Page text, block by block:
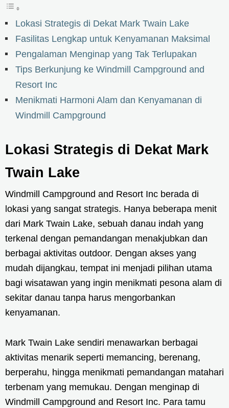
Lokasi Strategis di Dekat Mark Twain Lake
Fasilitas Lengkap untuk Kenyamanan Maksimal
Pengalaman Menginap yang Tak Terlupakan
Tips Berkunjung ke Windmill Campground and
Resort Inc
Menikmati Harmoni Alam dan Kenyamanan di
Windmill Campground
Lokasi Strategis di Dekat Mark
Twain Lake
Windmill Campground and Resort Inc berada di
lokasi yang sangat strategis. Hanya beberapa menit
dari Mark Twain Lake, sebuah danau indah yang
terkenal dengan pemandangan menakjubkan dan
berbagai aktivitas outdoor. Dengan akses yang
mudah dijangkau, tempat ini menjadi pilihan utama
bagi wisatawan yang ingin menikmati pesona alam di
sekitar danau tanpa harus mengorbankan
kenyamanan.
Mark Twain Lake sendiri menawarkan berbagai
aktivitas menarik seperti memancing, berenang,
berperahu, hingga menikmati pemandangan matahari
terbenam yang memukau. Dengan menginap di
Windmill Campground and Resort Inc. Para tamu